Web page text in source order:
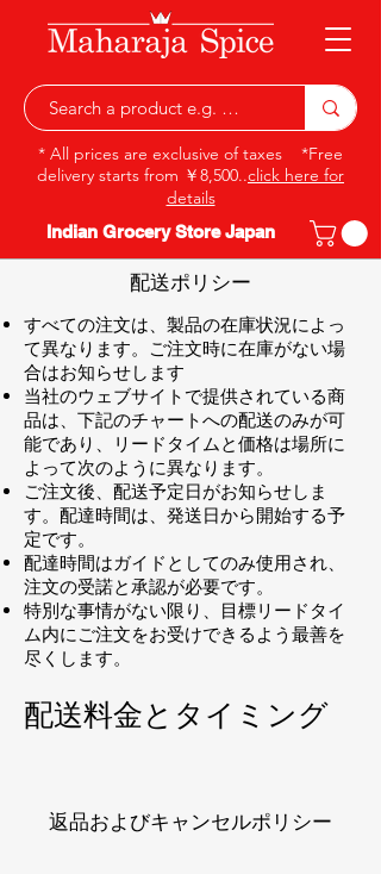
* All prices are exclusive of taxes *Free
delivery starts from ￥8,500..click here for
details
Indian Grocery Store Japan
配送ポリシー
すべての注文は、製品の在庫状況によっ
て異なります。ご注文時に在庫がない場
合はお知らせします
当社のウェブサイトで提供されている商
品は、下記のチャートへの配送のみが可
能であり、リードタイムと価格は場所に
よって次のように異なります。
ご注文後、配送予定日がお知らせしま
す。配達時間は、発送日から開始する予
定です。
配達時間はガイドとしてのみ使用され、
注文の受諾と承認が必要です。
特別な事情がない限り、目標リードタイ
ム内にご注文をお受けできるよう最善を
尽くします。
配送料金とタイミング
返品およびキャンセルポリシー